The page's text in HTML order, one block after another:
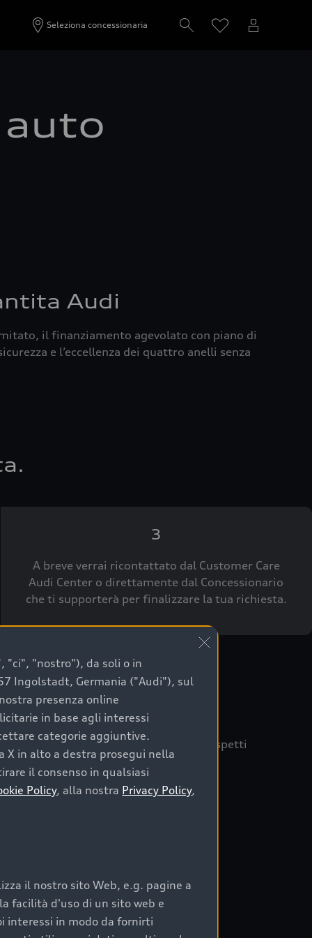
Seleziona concessionaria
Audi
il finanziamento agevolato con piano di
e l’eccellenza dei quattro anelli senza
3
A breve verrai ricontattato dal Customer Care
Audi Center o direttamente dal Concessionario
che ti supporterà per finalizzare la tua richiesta.
sicuro, è essenziale considerare aspetti
Prima Scelta :plus
nel tempo;
"ci", "nostro"), da soli o in
Ingolstadt, Germania ("Audi"), sul
presenza online
in base agli interessi
categorie aggiuntive.
in alto a destra prosegui nella
il consenso in qualsiasi
Policy, alla nostra Privacy Policy,
il nostro sito Web, e.g. pagine a
facilità d'uso di un sito web e
interessi in modo da fornirti